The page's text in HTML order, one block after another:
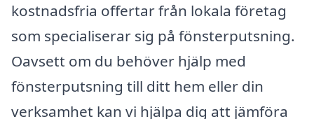
kostnadsfria offertar från lokala företag
som specialiserar sig på fönsterputsning.
Oavsett om du behöver hjälp med
fönsterputsning till ditt hem eller din
verksamhet kan vi hjälpa dig att jämföra